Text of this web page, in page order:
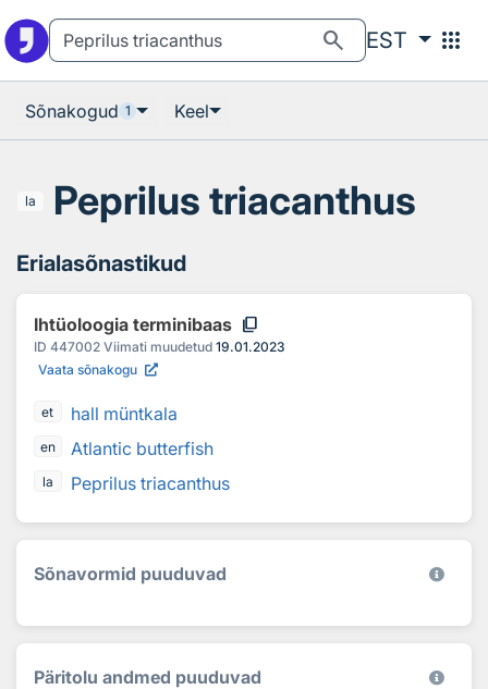
search EST apps
Sõnakogud 1 Keel
la Peprilus triacanthus
Erialasõnastikud
Ihtüoloogia terminibaas content_copy
ID 447002 Viimati muudetud 19.01.2023
Vaata sõnakogu
et hall müntkala
en Atlantic butterfish
la Peprilus triacanthus
Sõnavormid puuduvad
Päritolu andmed puuduvad